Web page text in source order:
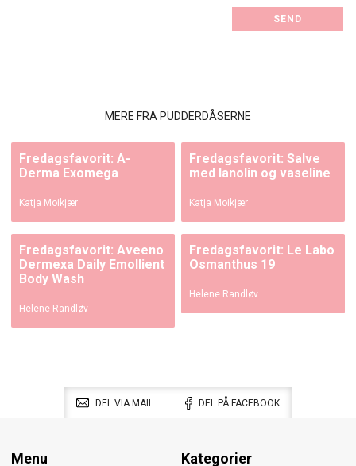
MERE FRA PUDDERDÅSERNE
Fredagsfavorit: A-
Derma Exomega
Katja Moikjær
Fredagsfavorit: Salve
med lanolin og vaseline
Katja Moikjær
Fredagsfavorit: Aveeno
Dermexa Daily Emollient
Body Wash
Helene Randløv
Fredagsfavorit: Le Labo
Osmanthus 19
Helene Randløv
DEL VIA MAIL DEL PÅ FACEBOOK
Menu Kategorier